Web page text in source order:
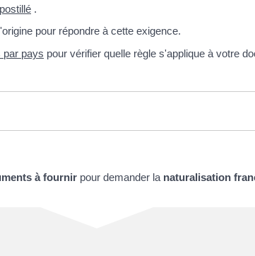
.
pour répondre à cette exigence.
par pays pour vérifier quelle règle s'applique à votre
à fournir pour demander la naturalisation